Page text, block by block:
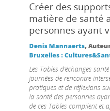
Créer des
matière de santé
personnes ayant
Denis Mannaerts,
Bruxelles :
Les Tables d’échanges
journées de rencontre
pratiques et de réflexions
la santé des personnes
de ces Tables compilent et